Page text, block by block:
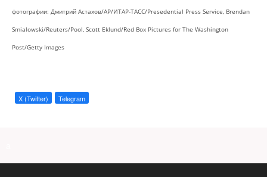
фотографии: Дмитрий Астахов/AP/ИТАР-ТАСС/Presedential Press Service, Brendan
Smialowski/Reuters/Pool, Scott Eklund/Red Box Pictures for The Washington
Post/Getty Images
X (Twitter) Telegram